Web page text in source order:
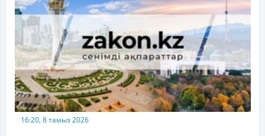
16:20, 8 тамыз 2026